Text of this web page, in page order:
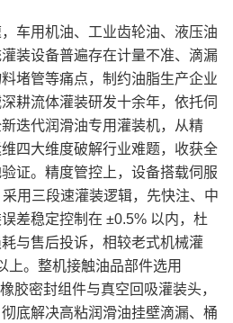
车用机油、工业齿轮油、液压油
装设备普遍存在计量不准、滴漏
堵管等痛点，制约油脂生产企业
耕流体灌装研发十余年，依托伺
迭代润滑油专用灌装机，从精
四大维度破解行业难题，收获全
证。精度管控上，设备搭载伺服
用三段速灌装逻辑，先快注、中
差稳定控制在 ±0.5% 以内，杜
与售后投诉，相较老式机械灌
上。整机接触油品部件选用
胶密封组件与真空回吸灌装头，
底解决高粘润滑油挂壁滴漏、桶